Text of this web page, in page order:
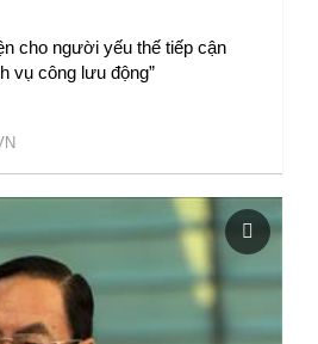
cho người yếu thế tiếp cận
vụ công lưu động”